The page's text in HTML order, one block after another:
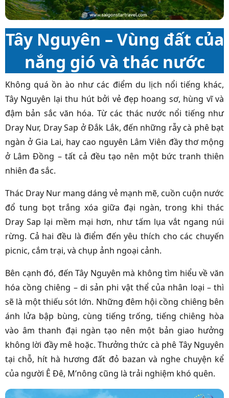
Tây Nguyên – Vùng đất của
nắng gió và thác nước
Không quá ồn ào như các điểm du lịch nổi tiếng khác,
Tây Nguyên lại thu hút bởi vẻ đẹp hoang sơ, hùng vĩ và
đậm bản sắc văn hóa. Từ các thác nước nổi tiếng như
Dray Nur, Dray Sap ở Đắk Lắk, đến những rẫy cà phê bạt
ngàn ở Gia Lai, hay cao nguyên Lâm Viên đầy thơ mộng
ở Lâm Đồng – tất cả đều tạo nên một bức tranh thiên
nhiên đa sắc.
Thác Dray Nur mang dáng vẻ mạnh mẽ, cuồn cuộn nước
đổ tung bọt trắng xóa giữa đại ngàn, trong khi thác
Dray Sap lại mềm mại hơn, như tấm lụa vắt ngang núi
rừng. Cả hai đều là điểm đến yêu thích cho các chuyến
picnic, cắm trại, và chụp ảnh ngoại cảnh.
Bên cạnh đó, đến Tây Nguyên mà không tìm hiểu về văn
hóa cồng chiêng – di sản phi vật thể của nhân loại – thì
sẽ là một thiếu sót lớn. Những đêm hội cồng chiêng bên
ánh lửa bập bùng, cùng tiếng trống, tiếng chiêng hòa
vào âm thanh đại ngàn tạo nên một bản giao hưởng
không lời đầy mê hoặc. Thưởng thức cà phê Tây Nguyên
tại chỗ, hít hà hương đất đỏ bazan và nghe chuyện kể
của người Ê Đê, M’nông cũng là trải nghiệm khó quên.